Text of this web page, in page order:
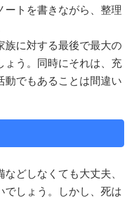
ートを書きながら、整理
族に対する最後で最大の
ょう。同時にそれは、充
動でもあることは間違い
どしなくても大丈夫、
でしょう。しかし、死は